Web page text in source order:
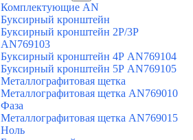
Комплектующие AN
Буксирный кронштейн
Буксирный кронштейн 2Р/3Р
AN769103
Буксирный кронштейн 4Р AN769104
Буксирный кронштейн 5Р AN769105
Металлографитовая щетка
Металлографитовая щетка AN769010
Фаза
Металлографитовая щетка AN769015
Ноль